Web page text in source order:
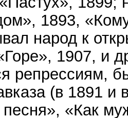
1893,
народ к
1907, и
репрессиям,
(в 1891 и
«Как